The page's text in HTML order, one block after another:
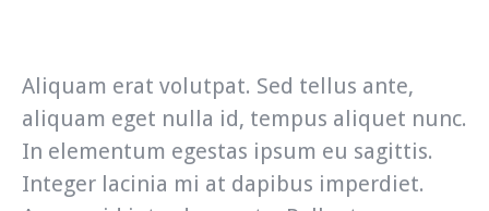
Aliquam erat volutpat. Sed tellus ante,
aliquam eget nulla id, tempus aliquet nunc.
In elementum egestas ipsum eu sagittis.
Integer lacinia mi at dapibus imperdiet.